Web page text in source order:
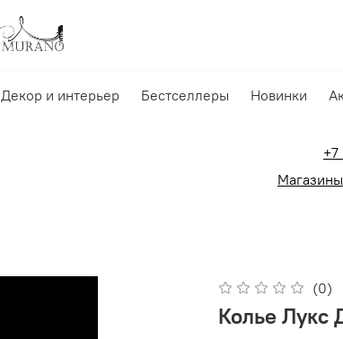
Декор и интерьер Бестселлеры Новинки
+7
(0)
Колье Лукс